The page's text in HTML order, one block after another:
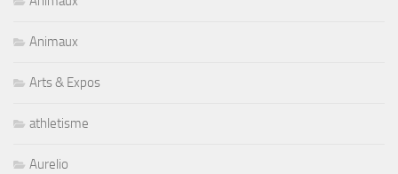
Animaux
Arts & Expos
athletisme
Aurelio